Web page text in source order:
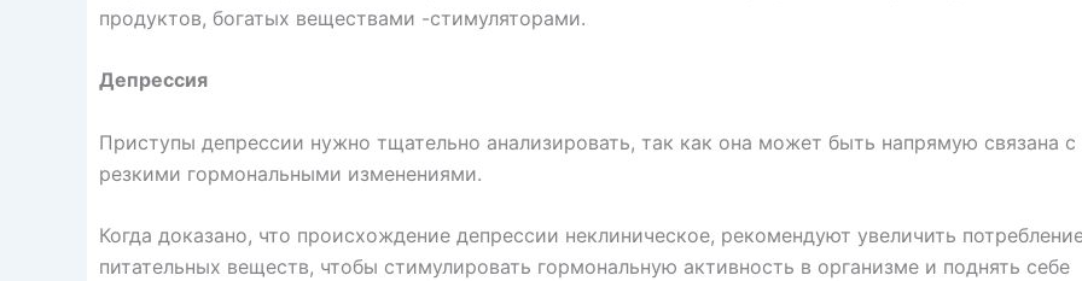
продуктов, богатых веществами -стимуляторами.
Депрессия
Приступы депрессии нужно тщательно анализировать, так как она может быть напрямую связана с
резкими гормональными изменениями.
Когда доказано, что происхождение депрессии неклиническое, рекомендуют увеличить
питательных веществ, чтобы стимулировать гормональную активность в организме и поднять себе